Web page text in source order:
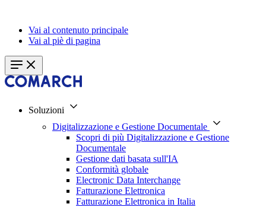
Vai al contenuto principale
Vai al piè di pagina
Soluzioni
Digitalizzazione e Gestione Documentale
Scopri di più Digitalizzazione e Gestione
Documentale
Gestione dati basata sull'IA
Conformità globale
Electronic Data Interchange
Fatturazione Elettronica
Fatturazione Elettronica in Italia